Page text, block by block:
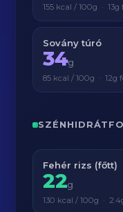
155 kcal / 100g · 13g
Sovány túró
34g
85 kcal / 100g · 12g
Fehér rizs (főtt)
22g
130 kcal / 100g ·